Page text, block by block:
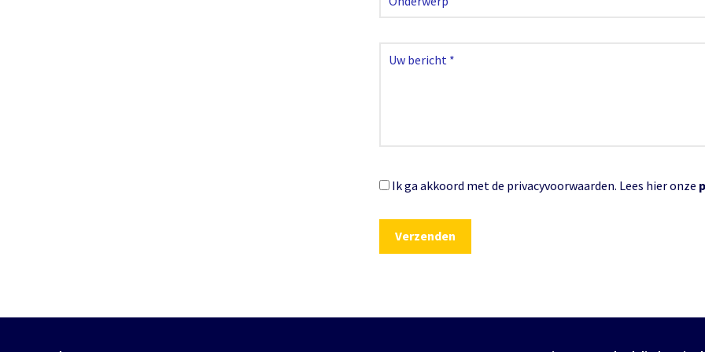
Ik ga akkoord met de privacyvoorwaarden. Lees hier onze